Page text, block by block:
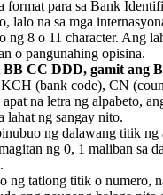
para sa Bank
lalo na sa mga
8 o 11 character. Ang
o pangunahing opisina.
CC DDD, gamit ang
(bank code), CN
na letra ng alpabeto,
lahat ng sangay nito.
ng dalawang titik ng
ng 0, 1 maliban sa
ng tatlong titik o numero,